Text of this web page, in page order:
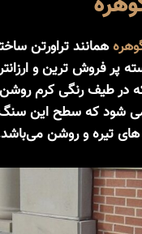
همانند تراورتن
پر فروش ترین و
در طیف رنگی کرم
شود که سطح این
تیره و روشن